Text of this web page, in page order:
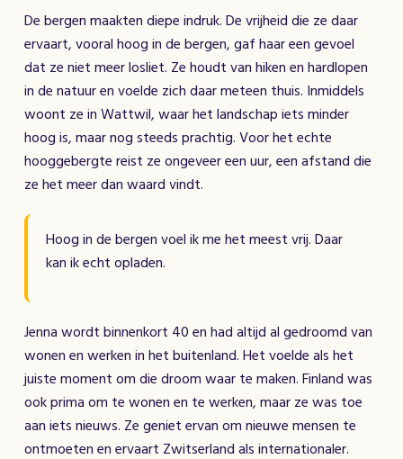
De bergen maakten diepe indruk. De vrijheid die ze daar
ervaart, vooral hoog in de bergen, gaf haar een gevoel
dat ze niet meer losliet. Ze houdt van hiken en hardlopen
in de natuur en voelde zich daar meteen thuis. Inmiddels
woont ze in Wattwil, waar het landschap iets minder
hoog is, maar nog steeds prachtig. Voor het echte
hooggebergte reist ze ongeveer een uur, een afstand die
ze het meer dan waard vindt.
Hoog in de bergen voel ik me het meest vrij. Daar
kan ik echt opladen.
Jenna wordt binnenkort 40 en had altijd al gedroomd van
wonen en werken in het buitenland. Het voelde als het
juiste moment om die droom waar te maken. Finland was
ook prima om te wonen en te werken, maar ze was toe
aan iets nieuws. Ze geniet ervan om nieuwe mensen te
ontmoeten en ervaart Zwitserland als internationaler.